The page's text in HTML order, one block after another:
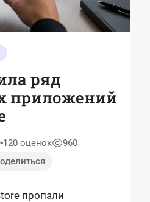
ряд
приложений
120 оценок
960
пропали